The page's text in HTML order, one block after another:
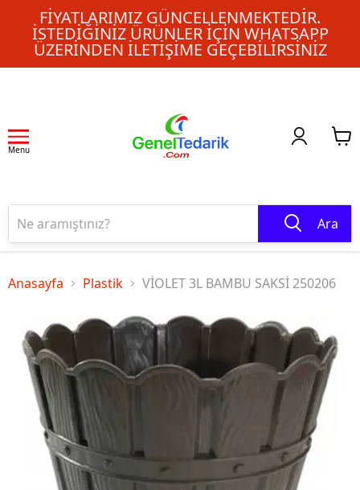
FIYATLARIMIZ GÜNCELLENMEKTEDIR.
İSTEDIĞINIZ ÜRÜNLER IÇIN WHATSAPP
ÜZERINDEN ILETIŞIME GEÇEBILIRSINIZ
Menu
Ara
Anasayfa Plastik VİOLET 3L BAMBU SAKSİ 250206